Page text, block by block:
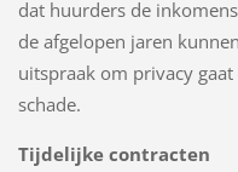
dat huurders de
de afgelopen jaren
uitspraak om privacy
schade.
Tijdelijke contracten